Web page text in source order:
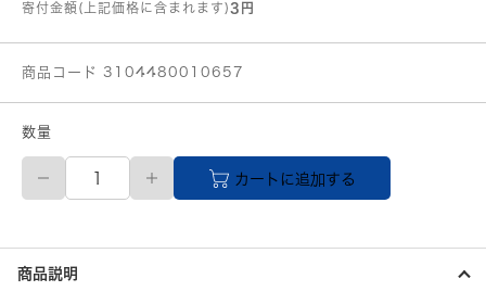
寄付金額(上記価格に含まれます) 3円
商品コード 3104480010657
数量
Sola
Flower（ソ
ラ
ラ
ワ
ー）
カートに追加する
商品説明